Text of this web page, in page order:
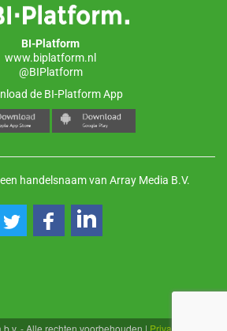
BI-Platform
www.biplatform.nl
@BIPlatform
de BI-Platform App
handelsnaam van Array Media B.V.